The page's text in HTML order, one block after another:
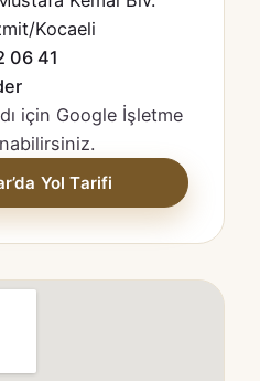
Kocaeli
06 41
için Google İşletme
Yol Tarifi